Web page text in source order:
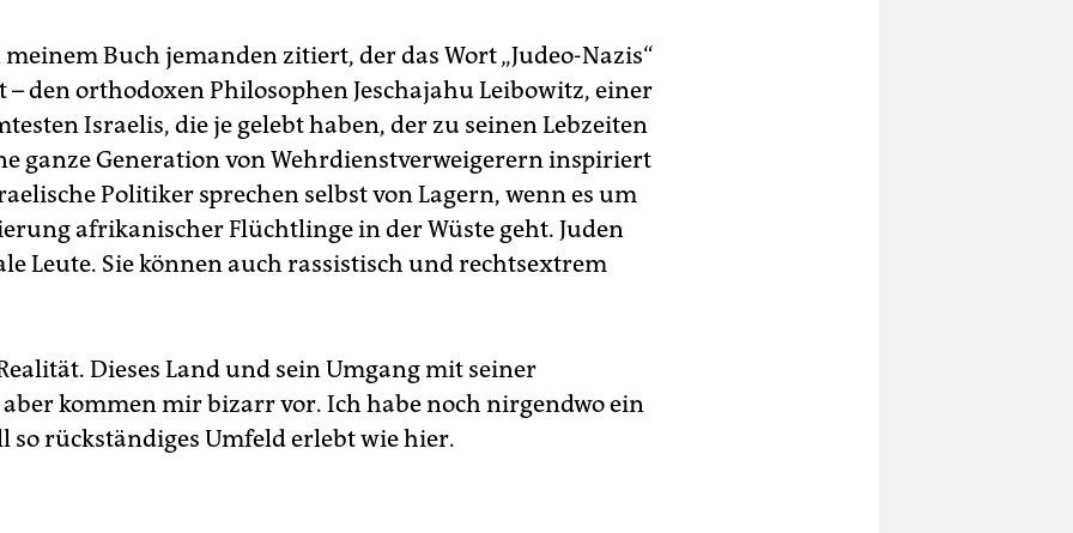
Buch jemanden zitiert, der das Wort „Judeo-Nazis“
– den orthodoxen Philosophen Jeschajahu Leibowitz, einer
Israelis, die je gelebt haben, der zu seinen Lebzeiten
ganze Generation von Wehrdienstverweigerern inspiriert
Politiker sprechen selbst von Lagern, wenn es um
afrikanischer Flüchtlinge in der Wüste geht. Juden
Leute. Sie können auch rassistisch und rechtsextrem
Dieses Land und sein Umgang mit seiner
aber kommen mir bizarr vor. Ich habe noch nirgendwo ein
so rückständiges Umfeld erlebt wie hier.